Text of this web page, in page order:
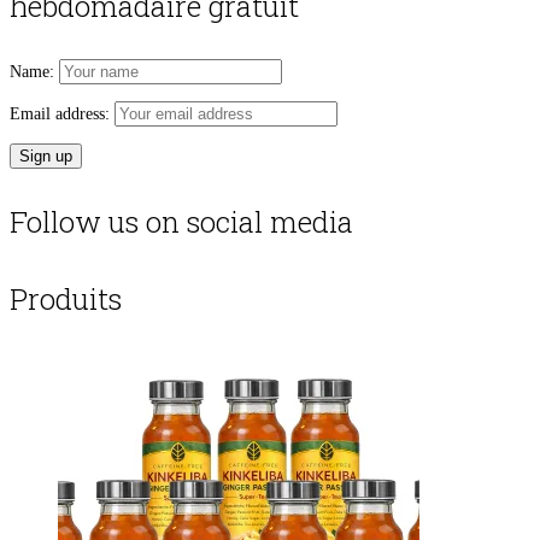
Name:
Email address:
Follow us on social media
Produits